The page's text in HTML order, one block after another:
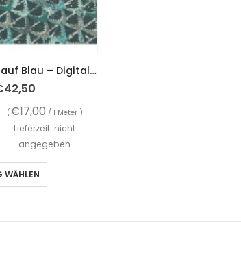
Jersey, Haifischzähne auf Blau – Digitaldruck
42,50
(€17,00 / 1 Meter )
Lieferzeit: nicht
angegeben
WÄHLEN